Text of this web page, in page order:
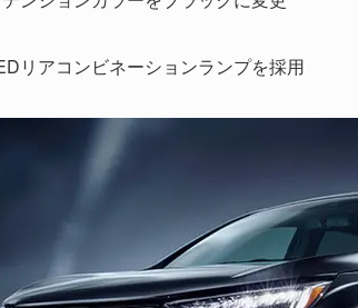
リアコンビネーションランプを採用